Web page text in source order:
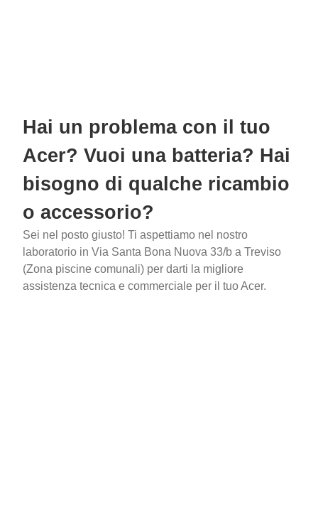
Hai un problema con il tuo
Acer? Vuoi una batteria? Hai
bisogno di qualche ricambio
o accessorio?
Sei nel posto giusto! Ti aspettiamo nel nostro
laboratorio in Via Santa Bona Nuova 33/b a Treviso
(Zona piscine comunali) per darti la migliore
assistenza tecnica e commerciale per il tuo Acer.